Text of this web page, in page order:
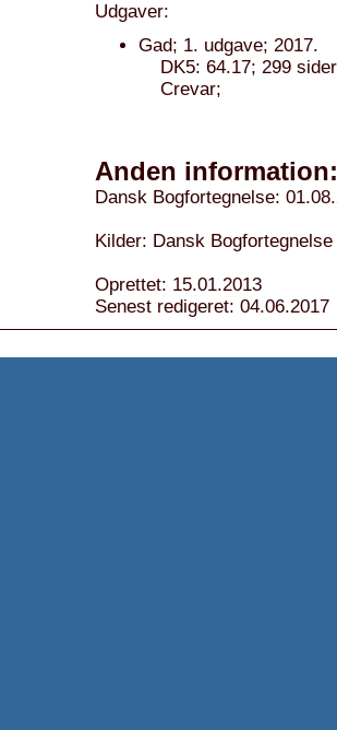
Udgaver:
Gad; 1. udgave; 2017.
DK5: 64.17; 299
Crevar;
Anden information:
Dansk Bogfortegnelse:
Kilder: Dansk Bogfortegnelse
Oprettet: 15.01.2013
Senest redigeret: 04.06.2017